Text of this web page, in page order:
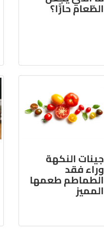
الطّعام حارًّا؟
جينات النكهة
وراء فقد
الطماطم طعمها
المميز